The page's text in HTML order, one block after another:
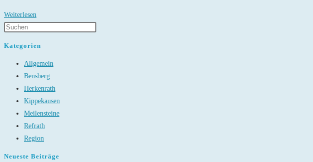
Weiterlesen
Kategorien
Allgemein
Bensberg
Herkenrath
Kippekausen
Meilensteine
Refrath
Region
Neueste Beiträge